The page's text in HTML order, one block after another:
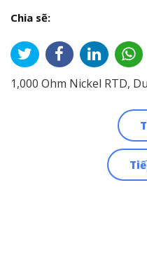
Chia sẽ:
1,000 Ohm Nickel RTD,